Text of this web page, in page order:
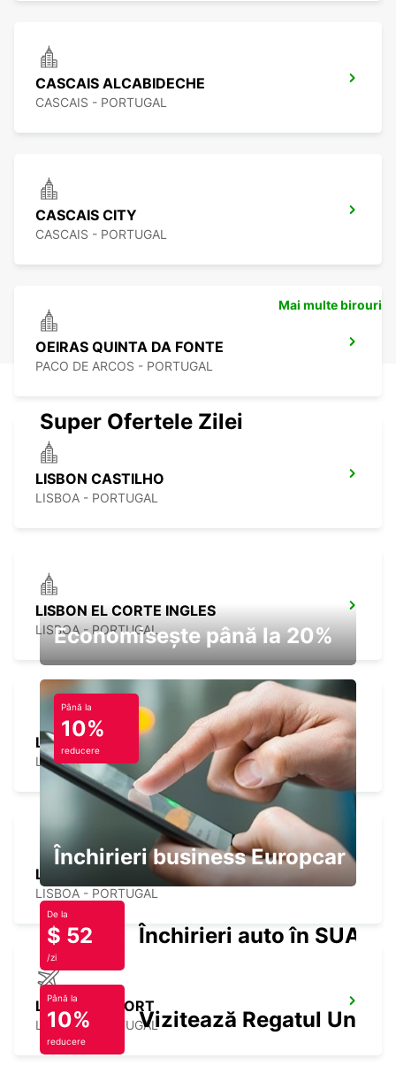
CASCAIS ALCABIDECHE
CASCAIS - PORTUGAL
CASCAIS CITY
CASCAIS - PORTUGAL
OEIRAS QUINTA DA FONTE
PACO DE ARCOS - PORTUGAL
LISBON CASTILHO
LISBOA - PORTUGAL
LISBON EL CORTE INGLES
LISBOA - PORTUGAL
LISBON ANTONIO AUGUSTO
LISBOA - PORTUGAL
LISBON CITY
LISBOA - PORTUGAL
LISBON AIRPORT
LISBOA - PORTUGAL
Mai multe birouri
Super Ofertele Zilei
Economisește până la 20%
Până la
10%
reducere
Închirieri business Europcar
De la
$ 52
/zi
Închirieri auto în SUA
Până la
10%
reducere
Vizitează Regatul Unit